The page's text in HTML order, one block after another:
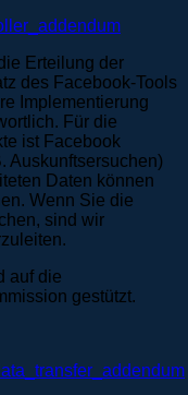
Erteilung der
des Facebook-Tools
Implementierung
Für die
ist Facebook
Auskunftsersuchen)
Daten können
Wenn Sie die
sind wir
auf die
gestützt.